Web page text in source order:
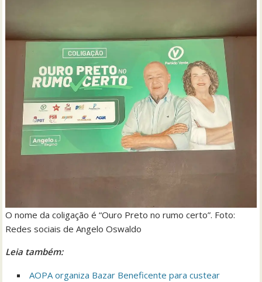
O nome da coligação é “Ouro Preto no rumo certo”. Foto:
Redes sociais de Angelo Oswaldo
Leia também:
AOPA organiza Bazar Beneficente para custear